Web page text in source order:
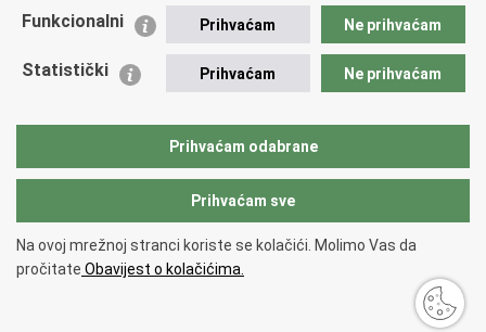
Policijska akademija
Zaklada policijske solidarnosti
Vučetić"
Copyright © 2026 Policijska uprava primorsko-goranska.
korištenja.Izjava o pristupačnosti.
Funkcionalni Prihvaćam Ne prihvaćam
Statistički Prihvaćam Ne prihvaćam
Prihvaćam odabrane
Prihvaćam sve
Na ovoj mrežnoj stranci koriste se kolačići. Molimo Vas da
pročitate Obavijest o kolačićima.